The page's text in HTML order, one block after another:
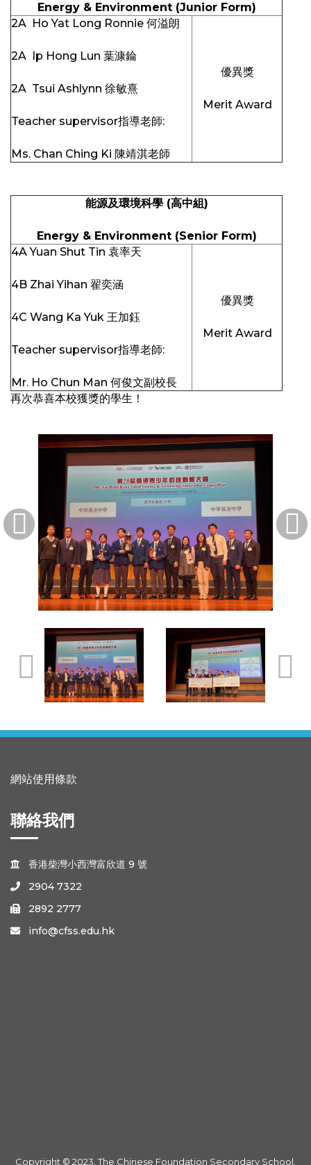
Energy & Environment (Junior Form)
2A Ho Yat Long Ronnie 何溢朗
2A Ip Hong Lun 葉漮錀
2A Tsui Ashlynn 徐敏熹
Teacher supervisor指導老師:
Ms. Chan Ching Ki 陳靖淇老師
優異獎
Merit Award
能源及環境科學(高中組)
Energy & Environment (Senior Form)
4A Yuan Shut Tin 袁率天
4B Zhai Yihan 翟奕涵
4C Wang Ka Yuk 王加鈺
Teacher supervisor指導老師:
Mr. Ho Chun Man 何俊文副校長
優異獎
Merit Award
再次恭喜本校獲獎的學生！
網站使用條款
聯絡我們
 香港柴灣小西灣富欣道 9 號
 2904 7322
 2892 2777
 info@cfss.edu.hk
Copyright © 2023. The Chinese Foundation Secondary School.